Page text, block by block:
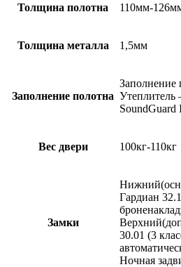
Толщина полотна 110мм-
Толщина металла 1,5мм
Заполнение полотна
Заполнение
Утеплитель
SoundGuard
Вес двери 100кг-110кг
Замки
Гардиан
30.01 (3
Ночная